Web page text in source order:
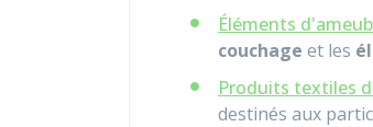
Éléments
couchage et les
Produits textiles
destinés aux